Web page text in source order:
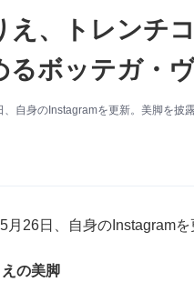
え、トレンチ
るボッテガ・
自身のInstagramを更新。美脚を披
月26日、自身のInstagram
の美脚